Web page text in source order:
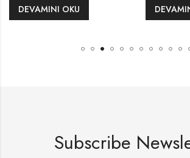
Subscribe